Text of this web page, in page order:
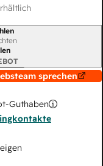
sprechen
Guthaben